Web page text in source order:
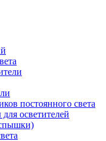
постоянного света
осветителей